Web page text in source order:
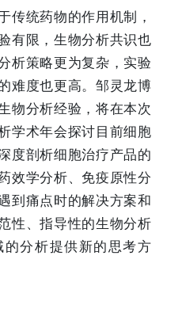
传统药物的作用机制，
有限，生物分析共识也
析策略更为复杂，实验
难度也更高。邹灵龙博
物分析经验，将在本次
学术年会探讨目前细胞
度剖析细胞治疗产品的
效学分析、免疫原性分
到痛点时的解决方案和
性、指导性的生物分析
分析提供新的思考方